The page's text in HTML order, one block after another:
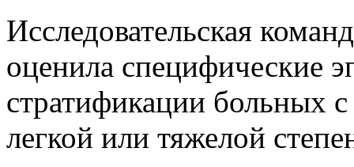
Исследовательская
оценила специфические
стратификации больных
легкой или тяжелой